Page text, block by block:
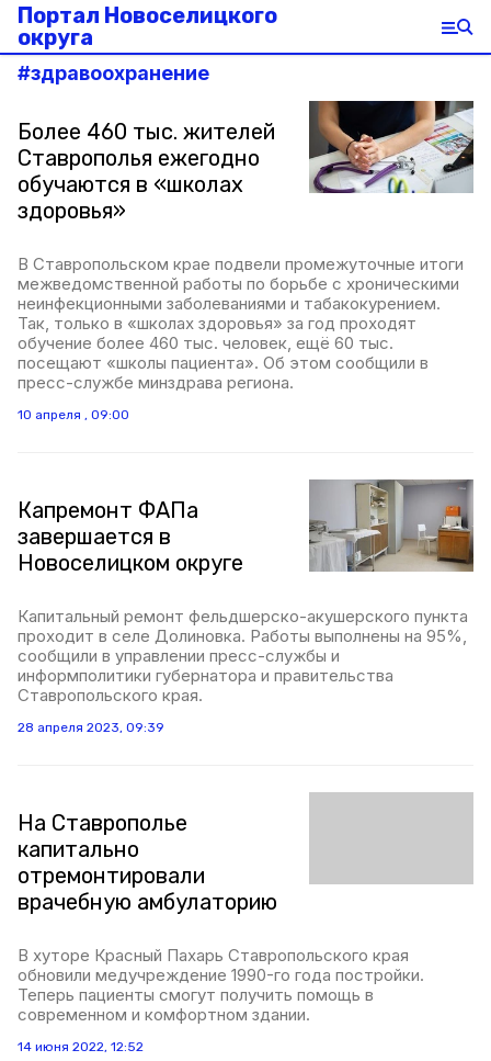
Портал Новоселицкого
округа
#здравоохранение
Более 460 тыс. жителей
Ставрополья ежегодно
обучаются в «школах
здоровья»
В Ставропольском крае подвели промежуточные итоги
межведомственной работы по борьбе с хроническими
неинфекционными заболеваниями и табакокурением.
Так, только в «школах здоровья» за год проходят
обучение более 460 тыс. человек, ещё 60 тыс.
посещают «школы пациента». Об этом сообщили в
пресс-службе минздрава региона.
10 апреля , 09:00
Капремонт ФАПа
завершается в
Новоселицком округе
Капитальный ремонт фельдшерско-акушерского пункта
проходит в селе Долиновка. Работы выполнены на 95%,
сообщили в управлении пресс-службы и
информполитики губернатора и правительства
Ставропольского края.
28 апреля 2023, 09:39
На Ставрополье
капитально
отремонтировали
врачебную амбулаторию
В хуторе Красный Пахарь Ставропольского края
обновили медучреждение 1990-го года постройки.
Теперь пациенты смогут получить помощь в
современном и комфортном здании.
14 июня 2022, 12:52